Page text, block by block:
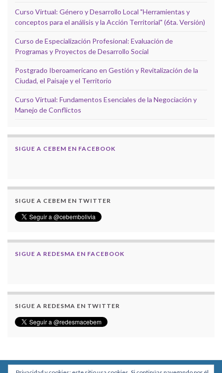
Curso Virtual: Género y Desarrollo Local "Herramientas y
conceptos para el análisis y la Acción Territorial" (6ta. Versión)
Curso de Especialización Profesional: Evaluación de
Programas y Proyectos de Desarrollo Social
Postgrado Iberoamericano en Gestión y Revitalización de la
Ciudad, el Paisaje y el Territorio
Curso Virtual: Fundamentos Esenciales de la Negociación y
Manejo de Conflictos
SIGUE A CEBEM EN FACEBOOK
SIGUE A CEBEM EN TWITTER
SIGUE A REDESMA EN FACEBOOK
SIGUE A REDESMA EN TWITTER